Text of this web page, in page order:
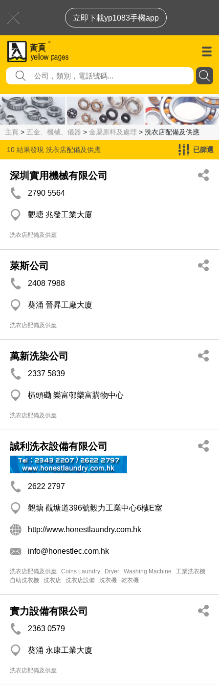
立即下載yp1083手機app
主頁 > 五金、機械、儀器 > 金屬原料及處理 > 洗衣店配備及供應
10 結果發現 洗衣店配備及供應 已篩選
深圳實用機械有限公司
2790 5564
觀塘 兆發工業大廈
洗衣店配備及供應
萊斯公司
2408 7988
葵涌 晉昇工廠大廈
洗衣店配備及供應
萬新洗染公司
2337 5839
橫頭磡 樂富邨樂富購物中心
洗衣店配備及供應
誠利洗衣設備有限公司
2622 2797
觀塘 觀塘道396號毅力工業中心6樓E室
http://www.honestlaundry.com.hk
info@honestlec.com.hk
洗衣店配備及供應 Coins Laundry Dryer Washing Machine
工業洗衣機
自助洗衣機
洗衣店 洗衣店設備 洗衣機 乾衣機
實力設備有限公司
2363 0579
葵涌 永康工業大廈
洗衣店配備及供應